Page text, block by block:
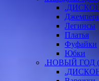
Легинсы
Платья
Фуфайки
Юбки
.НОВЫЙ ГОД